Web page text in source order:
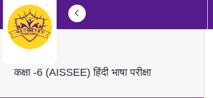
कक्षा -6 (AISSEE) हिंदी भाषा परीक्षा